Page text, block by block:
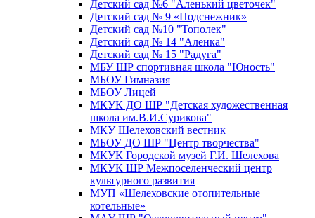
Детский сад №6 "Аленький цветочек"
Детский сад № 9 «Подснежник»
Детский сад №10 "Тополек"
Детский сад № 14 "Аленка"
Детский сад № 15 "Радуга"
МБУ ШР спортивная школа "Юность"
МБОУ Гимназия
МБОУ Лицей
МКУК ДО ШР "Детская художественная
школа им.В.И.Сурикова"
МКУ Шелеховский вестник
МБОУ ДО ШР "Центр творчества"
МКУК Городской музей Г.И. Шелехова
МКУК ШР Межпоселенческий центр
культурного развития
МУП «Шелеховские отопительные
котельные»